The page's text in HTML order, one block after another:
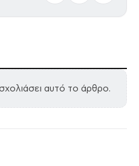
αυτό το άρθρο.